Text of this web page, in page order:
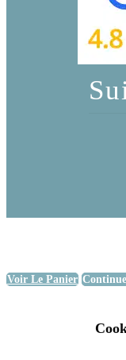
Voir Le Panier